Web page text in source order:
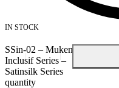
IN STOCK
SSin-02 – Mukena
Inclusif Series –
Satinsilk Series
quantity